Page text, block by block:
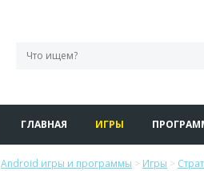
ГЛАВНАЯ ИГРЫ
Android игры и программы > Игры >